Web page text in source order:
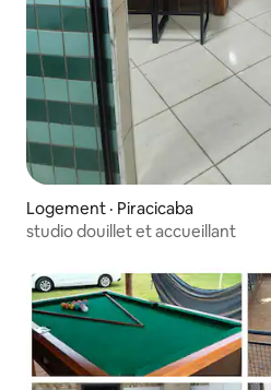
Logement · Piracicaba
studio douillet et accueillant